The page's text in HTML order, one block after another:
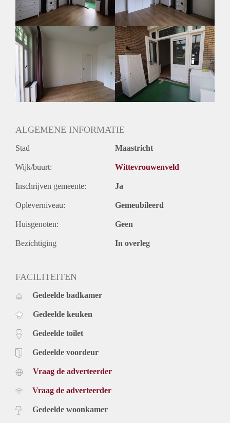
ALGEMENE INFORMATIE
Stad Maastricht
Wijk/buurt: Wittevrouwenveld
Inschrijven gemeente: Ja
Opleverniveau: Gemeubileerd
Huisgenoten: Geen
Bezichtiging In overleg
FACILITEITEN
Gedeelde badkamer
Gedeelde keuken
Gedeelde toilet
Gedeelde voordeur
Vraag de adverteerder
Vraag de adverteerder
Gedeelde woonkamer